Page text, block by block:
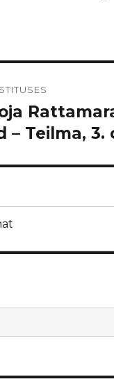
– Teilma, 3.